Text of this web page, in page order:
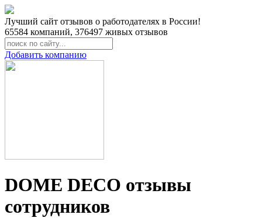
Лучший сайт отзывов о работодателях в России!
65584 компаний, 376497 живых отзывов
Добавить компанию
DOME DECO отзывы
сотрудников